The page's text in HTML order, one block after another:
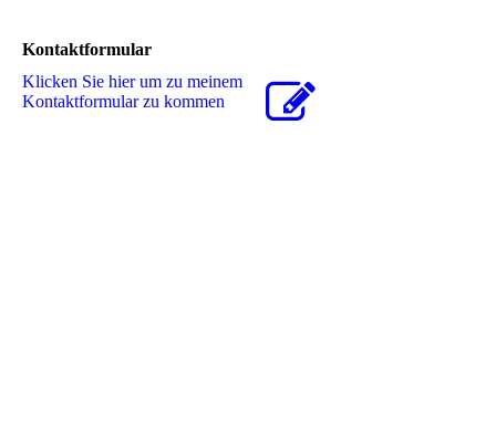
Kontaktformular
Klicken Sie hier um zu meinem
Kon­takt­for­mu­lar zu kommen